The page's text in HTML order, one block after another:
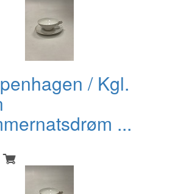
/ Kgl.
...